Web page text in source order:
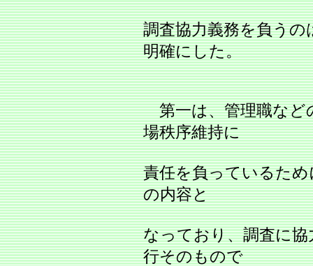
調査協力義務を負う
明確にした。
第一は、管理職など
場秩序維持に
責任を負っているた
の内容と
なっており、調査に
行そのもので